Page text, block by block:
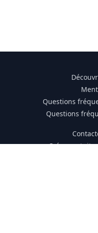
Questions
Questions
Créez